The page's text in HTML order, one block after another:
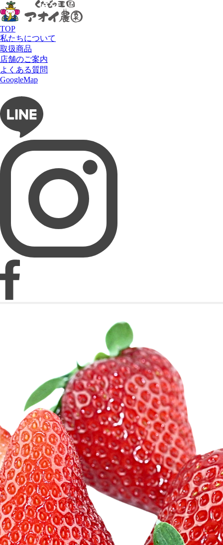
TOP
私たちについて
取扱商品
フルーツショップ アオイ農園
タルト専門店 Lumière du ciel
ネットショップ 愛の果実
店舗のご案内
よくある質問
GoogleMap
HOME
フルーツで選ぶ
徳島県勝占 ゆめいちご